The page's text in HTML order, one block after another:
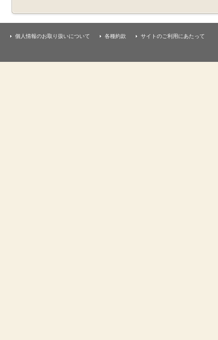
個人情報のお取り扱いについて 各種約款 サイトのご利用にあたって